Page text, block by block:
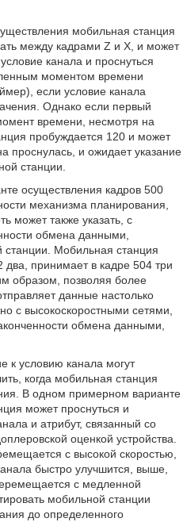
мобильная станция
между кадрами Z и X, и может
канала и проснуться
моментом времени
если условие канала
Однако если первый
времени, несмотря на
пробуждается 120 и может
проснулась, и ожидает указание
станции.
осуществления кадров 500
механизма планирования,
может также указать, с
обмена данными,
станции. Мобильная станция
принимает в кадре 504 три
образом, позволяя более
данные настолько
с высокоскоростными сетями,
обмена данными,
к условию канала могут
когда мобильная станция
В одном примерном варианте
может проснуться и
и атрибут, связанный со
оценкой устройства.
с высокой скоростью,
быстро улучшится, выше,
с медленной
мобильной станции
до определенного